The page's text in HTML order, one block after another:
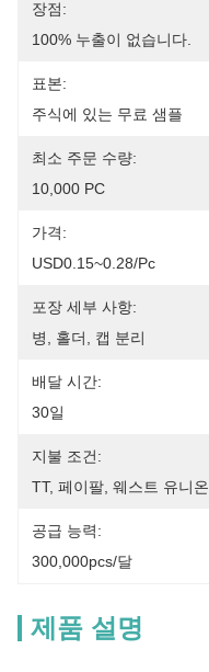
장점:
100% 누출이 없습니다.
표본:
주식에 있는 무료 샘플
최소 주문 수량:
10,000 PC
가격:
USD0.15~0.28/pc
포장 세부 사항:
병, 홀더, 캡 분리
배달 시간:
30일
지불 조건:
TT, 페이팔, 웨스트 유니온
공급 능력:
300,000pcs/달
제품 설명